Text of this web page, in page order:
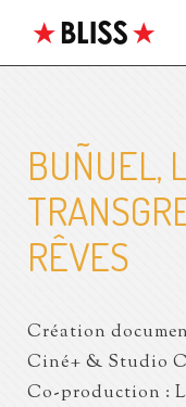
BUÑUEL,
RÊVES
Création
Ciné+ & Studio
Co-production :